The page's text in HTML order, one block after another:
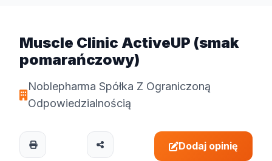
Muscle Clinic ActiveUP (smak
pomarańczowy)
Noblepharma Spółka Z Ograniczoną
Odpowiedzialnością
Dodaj opinię